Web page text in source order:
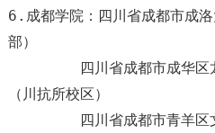
6.成都学院：四川省成都市成
部）
四川省成都市成华区龙
（川抗所校区）
四川省成都市青羊区文家